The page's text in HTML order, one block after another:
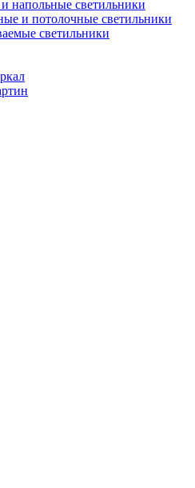
напольные светильники
и потолочные светильники
светильники